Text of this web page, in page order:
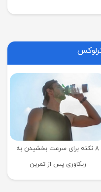
8 نکته برای سرعت بخشیدن به
ریکاوری پس از تمرین